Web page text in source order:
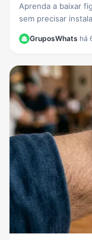
Aprenda a baixar
sem precisar
stickers para
GruposWhats·há